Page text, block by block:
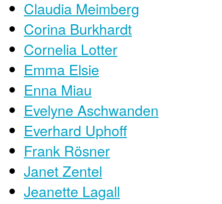
Claudia Meimberg
Corina Burkhardt
Cornelia Lotter
Emma Elsie
Enna Miau
Evelyne Aschwanden
Everhard Uphoff
Frank Rösner
Janet Zentel
Jeanette Lagall